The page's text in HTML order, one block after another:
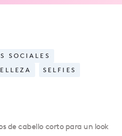
SOCIALES
SELFIES
de cabello corto para un look